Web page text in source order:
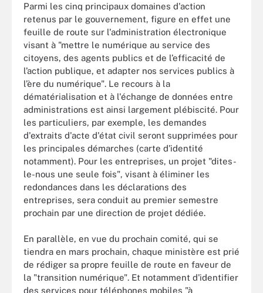
Parmi les cinq principaux domaines d'action
retenus par le gouvernement, figure en effet une
feuille de route sur l'administration électronique
visant à "mettre le numérique au service des
citoyens, des agents publics et de l’efficacité de
l’action publique, et adapter nos services publics à
l’ère du numérique". Le recours à la
dématérialisation et à l'échange de données entre
administrations est ainsi largement plébiscité. Pour
les particuliers, par exemple, les demandes
d'extraits d'acte d'état civil seront supprimées pour
les principales démarches (carte d'identité
notamment). Pour les entreprises, un projet "dites-
le-nous une seule fois", visant à éliminer les
redondances dans les déclarations des
entreprises, sera conduit au premier semestre
prochain par une direction de projet dédiée.
En parallèle, en vue du prochain comité, qui se
tiendra en mars prochain, chaque ministère est prié
de rédiger sa propre feuille de route en faveur de
la "transition numérique". Et notamment d'identifier
des services pour téléphones mobiles "à